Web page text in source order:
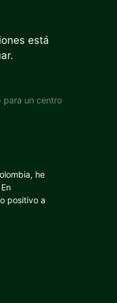
está
para un centro
he
positivo a